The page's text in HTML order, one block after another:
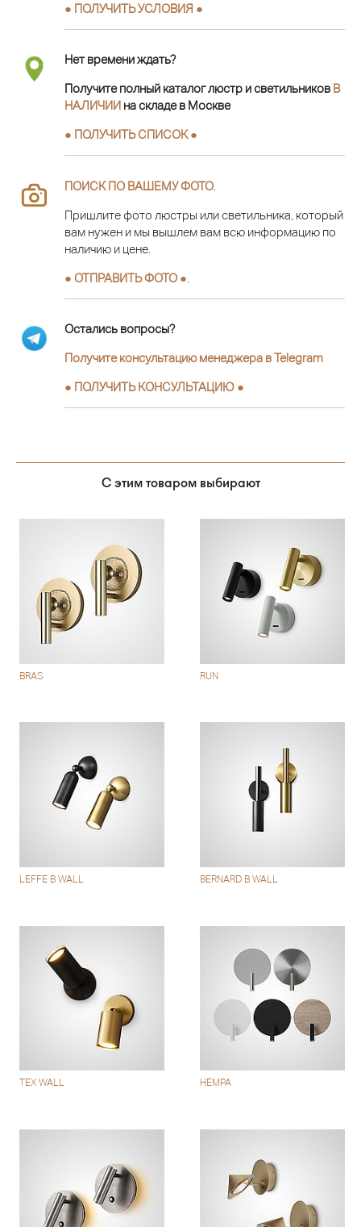
● ПОЛУЧИТЬ УСЛОВИЯ ●
Нет времени ждать?
Получите полный каталог люстр и светильников В
НАЛИЧИИ на складе в Москве
● ПОЛУЧИТЬ СПИСОК ●
ПОИСК ПО ВАШЕМУ ФОТО
Пришлите фото люстры или светильника, который
вам нужен и мы вышлем вам всю информацию по
наличию и цене.
● ОТПРАВИТЬ ФОТО ●
Остались вопросы?
Получите консультацию менеджера в Telegram
● ПОЛУЧИТЬ КОНСУЛЬТАЦИЮ ●
С этим товаром выбирают
BRAS RUN
LEFFE B WALL BERNARD B WALL
TEX WALL HEMPA